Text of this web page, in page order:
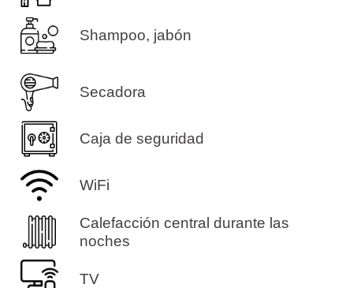
Shampoo, jabón
Secadora
Caja de seguridad
WiFi
Calefacción central durante las
noches
TV